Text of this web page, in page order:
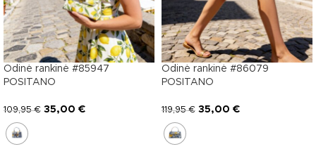
Odinė rankinė #85947
POSITANO
109,95€ 35,00 €
Odinė rankinė #86079
POSITANO
119,95€ 35,00 €